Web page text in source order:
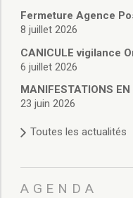
Actes d’état
Budget de
Budget
Conseils
Règlement
Délibérations
Délibérations
Fermeture Agence
8 juillet 2026
CANICULE vigilance
6 juillet 2026
MANIFESTATIONS
23 juin 2026
Toutes les actualités
AGENDA